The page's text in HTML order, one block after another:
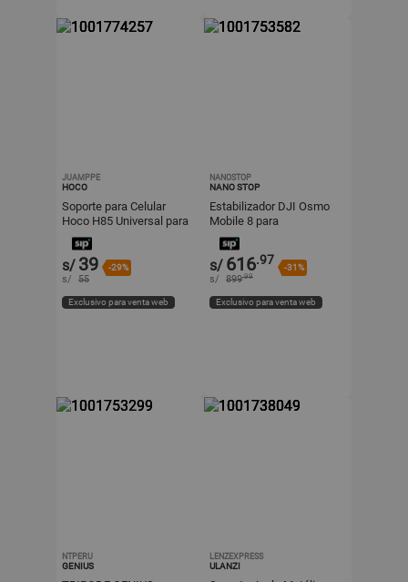
JUAMPPE
HOCO
Soporte para Celular
Hoco H85 Universal para
Moto y Bicicleta con
Ajuste Seguro
s/ 39 -29%
s/ 55
Exclusivo para venta web
NANOSTOP
NANO STOP
Estabilizador DJI Osmo
Mobile 8 para
Smartphone. Pack de
Seguimiento
s/ 616.97
-31%
s/ 899.99
Exclusivo para venta web
NTPERU
GENIUS
LENZEXPRESS
ULANZI